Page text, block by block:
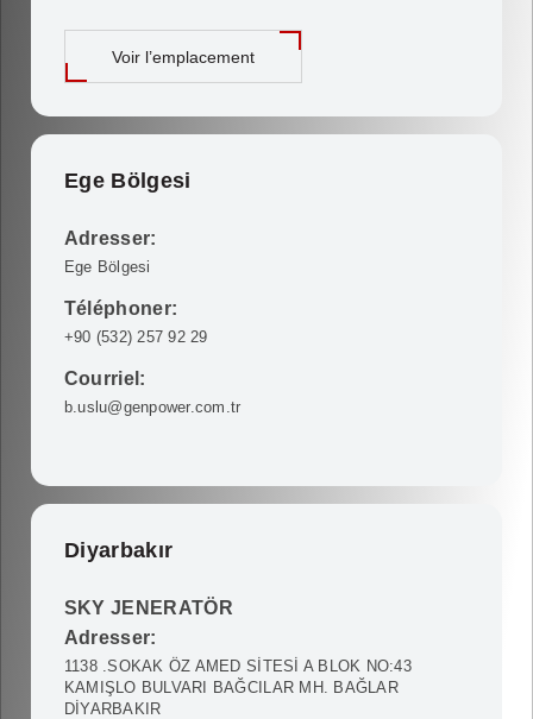
Voir l’emplacement
Ege Bölgesi
Adresser:
Ege Bölgesi
Téléphoner:
+90 (532) 257 92 29
Courriel:
b.uslu@genpower.com.tr
Diyarbakır
SKY JENERATÖR
Adresser:
1138 .SOKAK ÖZ AMED SİTESİ A BLOK NO:43
KAMIŞLO BULVARI BAĞCILAR MH. BAĞLAR
DİYARBAKIR